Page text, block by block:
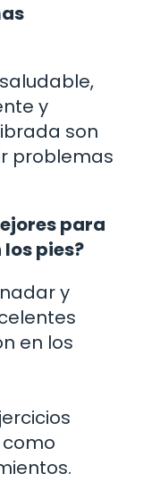
y
son
problemas
para
pies?
y
en los